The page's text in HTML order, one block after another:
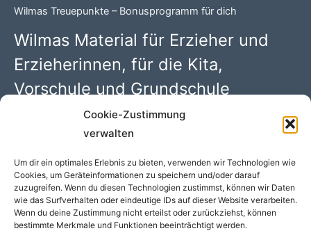
Cookie-Zustimmung
verwalten
Um dir ein optimales Erlebnis zu bieten, verwenden wir Technologien wie
Cookies, um Geräteinformationen zu speichern und/oder darauf
zuzugreifen. Wenn du diesen Technologien zustimmst, können wir Daten
wie das Surfverhalten oder eindeutige IDs auf dieser Website verarbeiten.
Wenn du deine Zustimmung nicht erteilst oder zurückziehst, können
bestimmte Merkmale und Funktionen beeinträchtigt werden.
Wilmas Treuepunkte – Bonusprogramm für dich
Wilmas Material für Erzieher und
Erzieherinnen, für die Kita,
Vorschule und Grundschule
Wilma Wochenwurm PDFs mit 100 kreativen Kindergarten
Ideen. Begleitmaterial zu den Kinderbüchern rund um
„Lerngeschichten mit Wilma Wochenwurm“ von Susanne
Bohne (Hallo liebe Wolke)